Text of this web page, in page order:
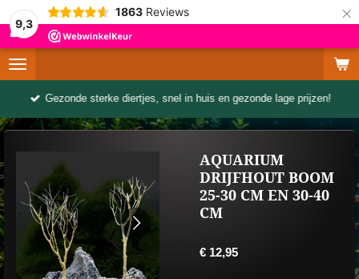
9,3
1863 Reviews ×
Gezonde sterke diertjes, snel in huis en gezonde lage prijzen!
AQUARIUM
DRIJFHOUT BOOM
25-30 CM EN 30-40
CM
€ 12,95